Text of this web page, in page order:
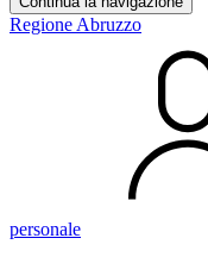
Regione Abruzzo
personale